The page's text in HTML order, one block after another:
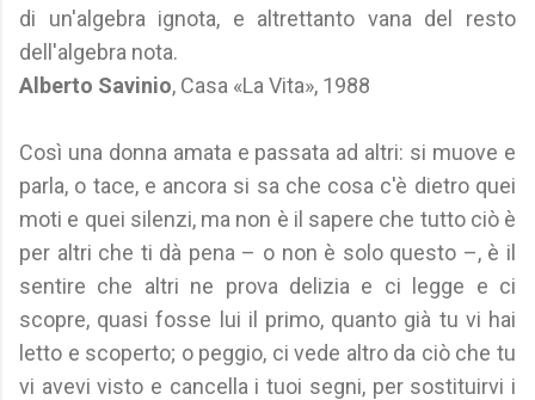
di un'algebra ignota, e altrettanto vana del resto
dell'algebra nota.
Alberto Savinio, Casa «La Vita», 1988
Così una donna amata e passata ad altri: si muove e
parla, o tace, e ancora si sa che cosa c'è dietro quei
moti e quei silenzi, ma non è il sapere che tutto ciò è
per altri che ti dà pena – o non è solo questo –, è il
sentire che altri ne prova delizia e ci legge e ci
scopre, quasi fosse lui il primo, quanto già tu vi hai
letto e scoperto; o peggio, ci vede altro da ciò che tu
vi avevi visto e cancella i tuoi segni, per sostituirvi i